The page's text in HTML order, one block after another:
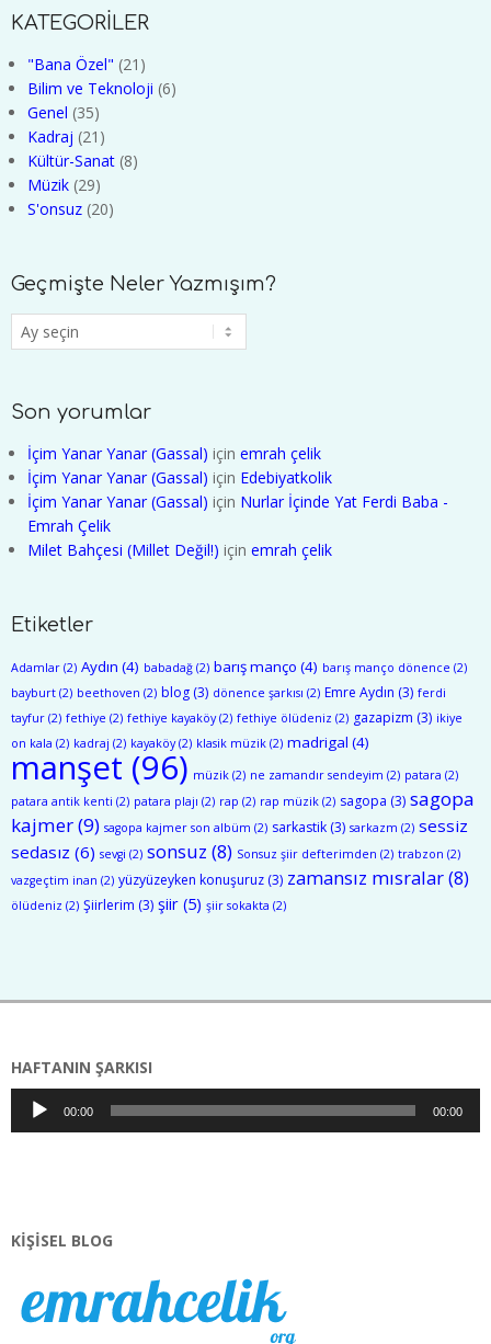
KATEGORİLER
"Bana Özel" (21)
Bilim ve Teknoloji (6)
Genel (35)
Kadraj (21)
Kültür-Sanat (8)
Müzik (29)
S'onsuz (20)
Geçmişte Neler Yazmışım?
Geçmişte
Neler
Son yorumlar
İçim Yanar Yanar (Gassal) için emrah çelik
İçim Yanar Yanar (Gassal) için Edebiyatkolik
İçim Yanar Yanar (Gassal) için Nurlar İçinde Yat Ferdi Baba -
Emrah Çelik
Milet Bahçesi (Millet Değil!) için emrah çelik
Etiketler
Adamlar (2) Aydın (4) babadağ (2) barış manço (4) barış manço dönence (2)
bayburt (2) beethoven (2) blog (3) dönence şarkısı (2) Emre Aydın (3) ferdi
tayfur (2) fethiye (2) fethiye kayaköy(2) fethiye ölüdeniz (2) gazapizm (3) ikiye
on kala (2) kadraj (2) kayaköy(2) klasik müzik (2) madrigal (4)
manşet (96) müzik (2) ne zamandır sendeyim (2) patara (2)
patara antik kenti (2) patara plajı (2) rap (2) rap müzik (2) sagopa (3) sagopa
kajmer(9) sagopa kajmer son albüm (2) sarkastik (3) sarkazm (2) sessiz
sedasız (6) sevgi (2) sonsuz (8) Sonsuz şiir defterimden (2) trabzon (2)
vazgeçtim inan (2) yüzyüzeyken konuşuruz (3) zamansız mısralar(8)
ölüdeniz (2) Şiirlerim (3) şiir (5) şiir sokakta (2)
HAFTANIN ŞARKISI
Ses
oynatıcı
00:00 00:00
KIŞISEL BLOG